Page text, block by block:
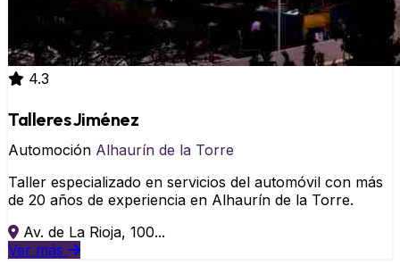
4.3
Talleres Jiménez
Automoción Alhaurín de la Torre
Taller especializado en servicios del automóvil con más
de 20 años de experiencia en Alhaurín de la Torre.
Av. de La Rioja, 100...
Ver más